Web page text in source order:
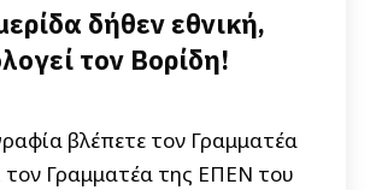
δήθεν εθνική,
τον Βορίδη!
βλέπετε τον Γραμματέα
τον Γραμματέα της ΕΠΕΝ του